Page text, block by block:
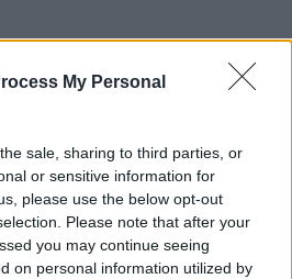
My Personal
sale, sharing to third parties, or
or sensitive information for
please use the below opt-out
Please note that after your
you may continue seeing
on personal information utilized by